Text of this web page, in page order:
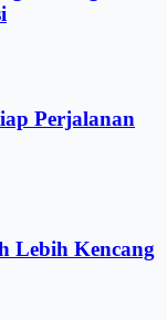
Perjalanan
Lebih Kencang